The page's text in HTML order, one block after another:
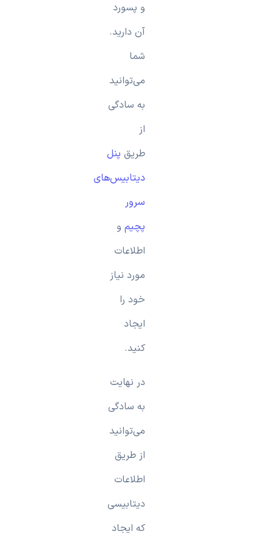
و پسورد
آن دارید.
شما
می‌توانید
به سادگی
از
طریق پنل
دیتابیس‌های
سرور
پچیمو
اطلاعات
مورد نیاز
خود را
ایجاد
کنید.
در نهایت
به سادگی
می‌توانید
از طریق
اطلاعات
دیتابیسی
که ایجاد